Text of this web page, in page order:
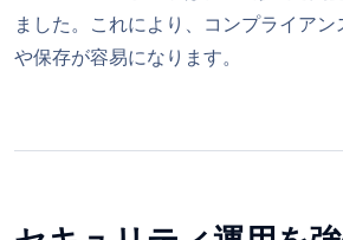
ました。これにより、コンプライア
や保存が容易になります。